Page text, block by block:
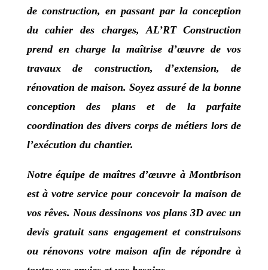
de construction, en passant par la conception
du cahier des charges, AL’RT Construction
prend en charge la maîtrise d’œuvre de vos
travaux de construction, d’extension, de
rénovation de maison. Soyez assuré de la bonne
conception des plans et de la parfaite
coordination des divers corps de métiers lors de
l’exécution du chantier.
Notre équipe de maîtres d’œuvre à Montbrison
est à votre service pour concevoir la maison de
vos rêves. Nous dessinons vos plans 3D avec un
devis gratuit sans engagement et construisons
ou rénovons votre maison afin de répondre à